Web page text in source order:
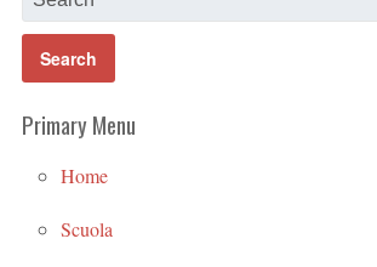
Primary Menu
Home
Scuola